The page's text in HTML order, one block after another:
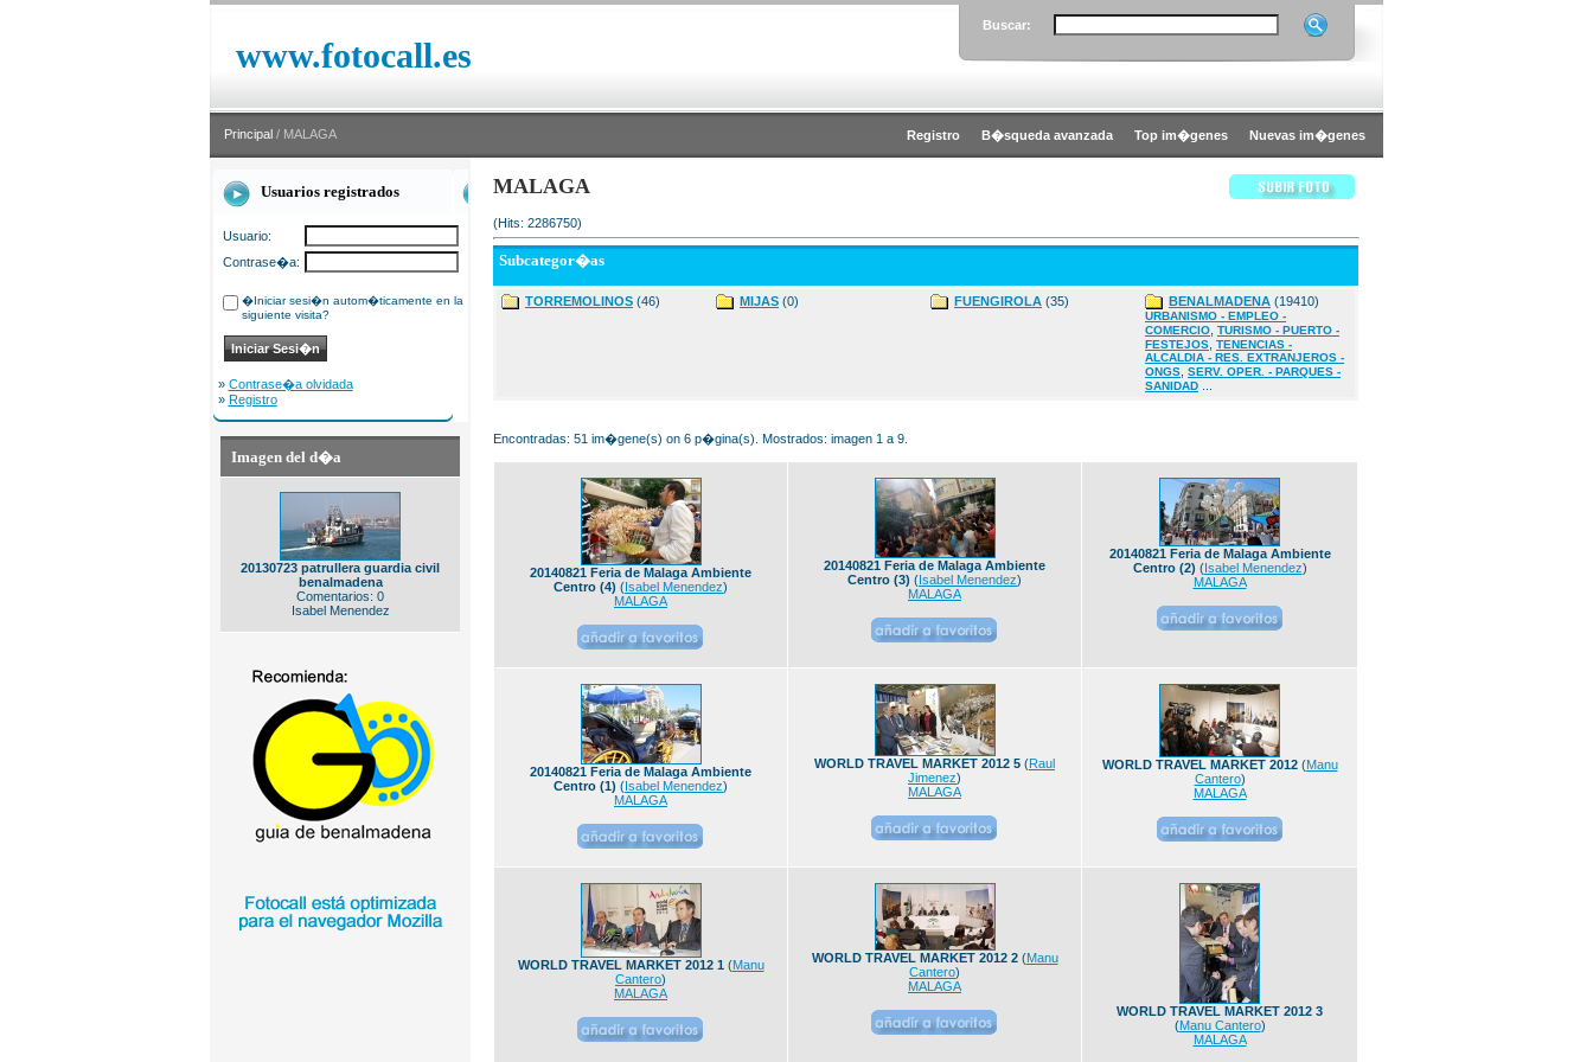
www.fotocall.es
Buscar:
Principal / MALAGA Registro B�squeda avanzada Top im�genes Nuevas im�genes
Usuarios registrados
Usuario:
Contrase�a:
�Iniciar sesi�n autom�ticamente en la
siguiente visita?
» Contrase�a olvidada
» Registro
Imagen del d�a
20130723 patrullera guardia civil
benalmadena
Comentarios: 0
Isabel Menendez
MALAGA
(Hits: 2286750)
Subcategor�as
TORREMOLINOS (46) MIJAS (0) FUENGIROLA (35) BENALMADENA (19410)
URBANISMO - EMPLEO -
COMERCIO TURISMO - PUERTO -
FESTEJOS TENENCIAS -
ALCALDIA - RES. EXTRANJEROS -
ONGS SERV. OPER. - PARQUES -
SANIDAD
Encontradas: 51 im�gene(s) on 6 p�gina(s). Mostrados: imagen 1 a 9.
20140821 Feria de Malaga Ambiente
Centro (4) (Isabel Menendez)
MALAGA
20140821 Feria de Malaga Ambiente
Centro (3) (Isabel Menendez)
MALAGA
20140821 Feria de Malaga Ambiente
Centro (2) (Isabel Menendez)
MALAGA
20140821 Feria de Malaga Ambiente
Centro (1) (Isabel Menendez)
MALAGA
WORLD TRAVEL MARKET 2012 5 (Raul
Jimenez)
MALAGA
WORLD TRAVEL MARKET 2012(Manu
Cantero)
MALAGA
WORLD TRAVEL MARKET 2012 1(Manu
Cantero)
MALAGA
WORLD TRAVEL MARKET 2012 2(Manu
Cantero)
MALAGA
WORLD TRAVEL MARKET 2012 3
(Manu Cantero)
MALAGA